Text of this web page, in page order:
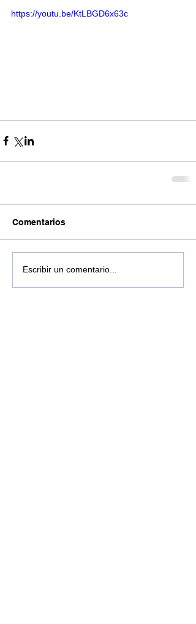
https://youtu.be/KtLBGD6x63c
Comentarios
Escribir un comentario...